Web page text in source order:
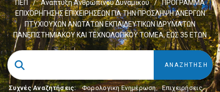
ΠΕΠ
/ Ανάπτυξη Ανθρώπινου Δυναμικού /
ΠΡΟΓΡΑΜΜΑ
ΕΠΙΧΟΡΗΓΗΣΗΣ ΕΠΙΧΕΙΡΗΣΕΩΝ ΓΙΑ ΤΗΝ ΠΡΟΣΛΗΨΗ ΑΝΕΡΓΩΝ
ΠΤΥΧΙΟΥΧΩΝ ΑΝΩΤΑΤΩΝ ΕΚΠΑΙΔΕΥΤΙΚΩΝ ΙΔΡΥΜΑΤΩΝ
ΠΑΝΕΠΙΣΤΗΜΙΑΚΟΥ ΚΑΙ ΤΕΧΝΟΛΟΓΙΚΟΥ ΤΟΜΕΑ, ΕΩΣ 35 ΕΤΩΝ
Συχνές Αναζητήσεις: Φορολογικη Ενημέρωση, Επιχειρήσεις